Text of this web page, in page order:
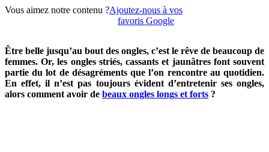
Vous aimez notre contenu ?Ajoutez-nous à vos
favoris Google
Être belle jusqu’au bout des ongles, c’est le rêve de beaucoup de
femmes. Or, les ongles striés, cassants et jaunâtres font souvent
partie du lot de désagréments que l’on rencontre au quotidien.
En effet, il n’est pas toujours évident d’entretenir ses ongles,
alors comment avoir de beaux ongles longs et forts ?